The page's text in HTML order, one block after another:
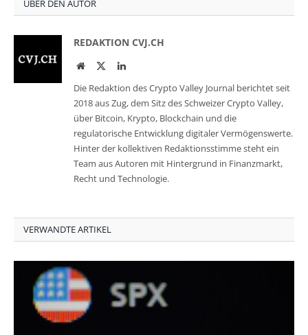
ÜBER DEN AUTOR
REDAKTION CVJ.CH
WebsiteTwitterLinkedIn
Die Redaktion des Crypto Valley Journal berichtet seit
2018 aus Zug, dem Sitz des Schweizer Crypto Valley,
über Bitcoin, Krypto, Blockchain und die
regulatorische Entwicklung digitaler Vermögenswerte.
Hinter der kollektiven Redaktionsstimme steht ein
Team aus Autoren mit Hintergrund in Finanzmarkt,
Recht und Technologie.
VERWANDTE ARTIKEL